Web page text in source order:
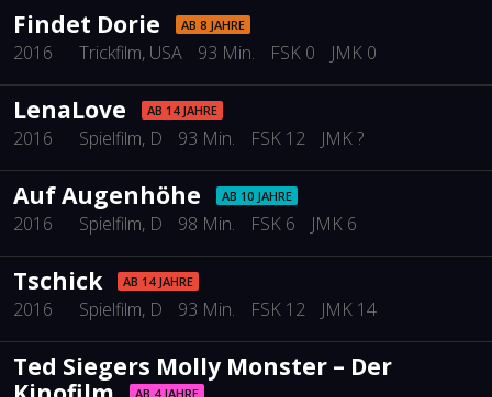
Findet Dorie AB 8 JAHRE
2016 Trickfilm, USA 93 Min. FSK 0 JMK 0
LenaLove AB 14 JAHRE
2016 Spielfilm, D 93 Min. FSK 12 JMK ?
Auf Augenhöhe AB 10 JAHRE
2016 Spielfilm, D 98 Min. FSK 6 JMK 6
Tschick AB 14 JAHRE
2016 Spielfilm, D 93 Min. FSK 12 JMK 14
Ted Siegers Molly Monster – Der
AB 4 JAHRE